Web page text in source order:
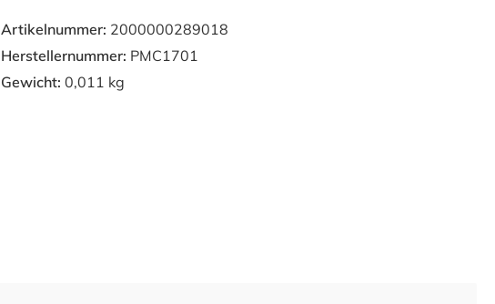
Artikelnummer: 2000000289018
Herstellernummer: PMC1701
Gewicht: 0,011 kg